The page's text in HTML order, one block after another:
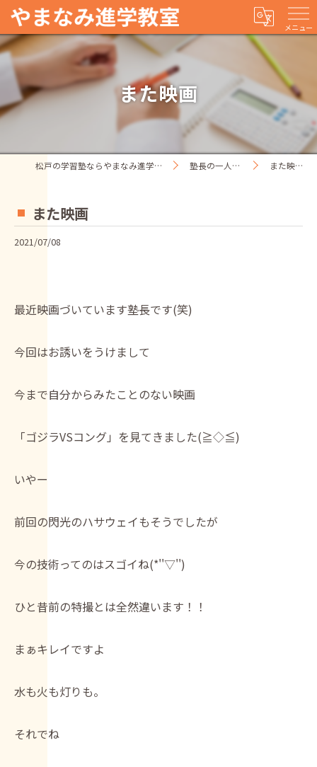
メニュー
また映画
松戸の学習塾ならやまなみ進学教室 塾長の一人ごと また映画
また映画
2021/07/08
最近映画づいています塾長です(笑)
今回はお誘いをうけまして
今まで自分からみたことのない映画
「ゴジラVSコング」を見てきました(≧◇≦)
いやー
前回の閃光のハサウェイもそうでしたが
今の技術ってのはスゴイね(*''▽'')
ひと昔前の特撮とは全然違います！！
まぁキレイですよ
水も火も灯りも。
それでね